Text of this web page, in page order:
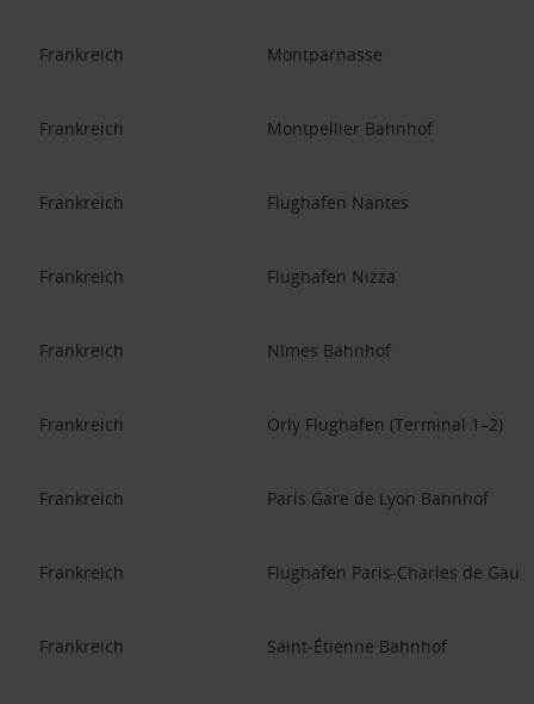
Frankreich Montparnasse
Frankreich Montpellier Bahnhof
Frankreich Flughafen Nantes
Frankreich Flughafen Nizza
Frankreich Nîmes Bahnhof
Frankreich Orly Flughafen (Terminal 1–2)
Frankreich Paris Gare de Lyon Bahnhof
Frankreich Flughafen Paris-Charles de
Frankreich Saint-Étienne Bahnhof